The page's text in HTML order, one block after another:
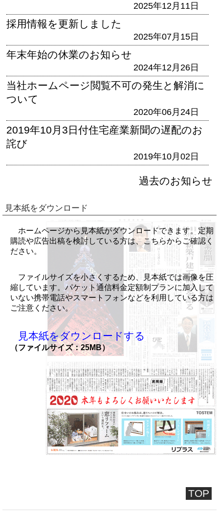
2025年12月11日
採用情報を更新しました
2025年07月15日
年末年始の休業のお知らせ
2024年12月26日
当社ホームページ閲覧不可の発生と解消に
ついて
2020年06月24日
2019年10月3日付住宅産業新聞の遅配のお
詫び
2019年10月02日
過去のお知らせ
見本紙をダウンロード
ホームページから見本紙がダウンロードできます。定期
購読や広告出稿を検討している方は、こちらからご確認く
ださい。
ファイルサイズを小さくするため、見本紙では画像を圧
縮しています。パケット通信料金定額制プランに加入して
いない携帯電話やスマートフォンなどを利用している方は
ご注意ください。
見本紙をダウンロードする
（ファイルサイズ：25MB）
TOP